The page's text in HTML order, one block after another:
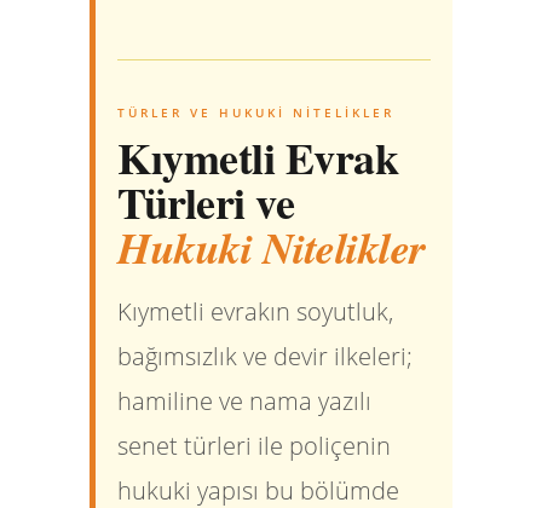
TÜRLER VE HUKUKI NITELIKLER
Kıymetli Evrak
Türleri ve
Hukuki Nitelikler
Kıymetli evrakın soyutluk,
bağımsızlık ve devir ilkeleri;
hamiline ve nama yazılı
senet türleri ile poliçenin
hukuki yapısı bu bölümde